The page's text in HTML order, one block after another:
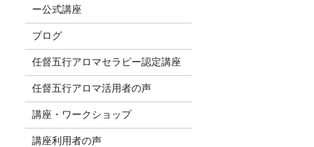
ー公式講座
ブログ
任督五行アロマセラピー認定講座
任督五行アロマ活用者の声
講座・ワークショップ
講座利用者の声